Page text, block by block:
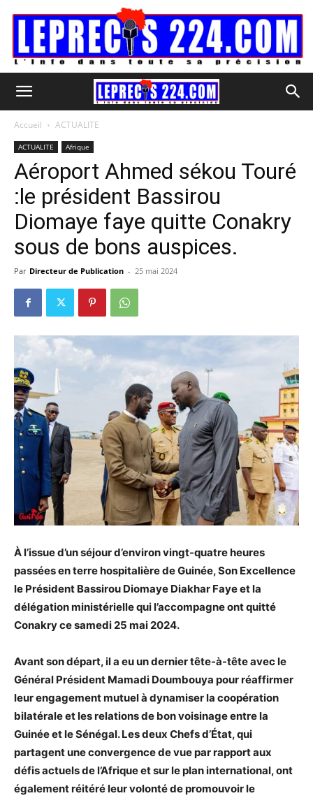
Accueil ACTUALITE
ACTUALITE Afrique
Aéroport Ahmed sékou Touré
:le président Bassirou
Diomaye faye quitte Conakry
sous de bons auspices.
Par Directeur de Publication - 25 mai 2024
À l’issue d’un séjour d’environ vingt-quatre heures
passées en terre hospitalière de Guinée, Son Excellence
le Président Bassirou Diomaye Diakhar Faye et la
délégation ministérielle qui l’accompagne ont quitté
Conakry ce samedi 25 mai 2024.
Avant son départ, il a eu un dernier tête-à-tête avec le
Général Président Mamadi Doumbouya pour réaffirmer
leur engagement mutuel à dynamiser la coopération
bilatérale et les relations de bon voisinage entre la
Guinée et le Sénégal. Les deux Chefs d’État, qui
partagent une convergence de vue par rapport aux
défis actuels de l’Afrique et sur le plan international, ont
également réitéré leur volonté de promouvoir le